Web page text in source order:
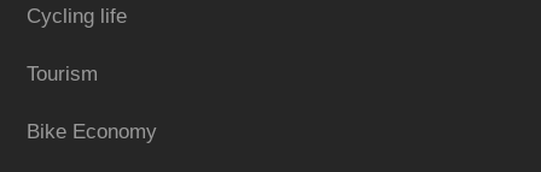
Cycling life
Tourism
Bike Economy